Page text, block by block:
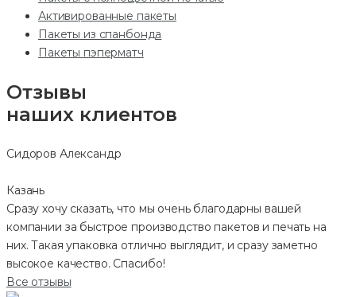
Активированные пакеты
Пакеты из спанбонда
Пакеты пэперматч
Отзывы
наших клиентов
Сидоров Александр
Казань
Сразу хочу сказать, что мы очень благодарны вашей
компании за быстрое производство пакетов и печать на
них. Такая упаковка отлично выглядит, и сразу заметно
высокое качество. Спасибо!
Все отзывы